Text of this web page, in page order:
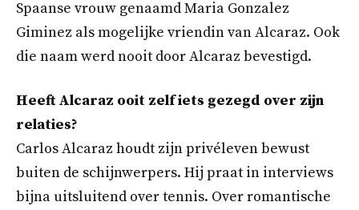
Spaanse vrouw genaamd Maria Gonzalez
Giminez als mogelijke vriendin van Alcaraz. Ook
die naam werd nooit door Alcaraz bevestigd.
Heeft Alcaraz ooit zelf iets gezegd over zijn
relaties?
Carlos Alcaraz houdt zijn privéleven bewust
buiten de schijnwerpers. Hij praat in interviews
bijna uitsluitend over tennis. Over romantische